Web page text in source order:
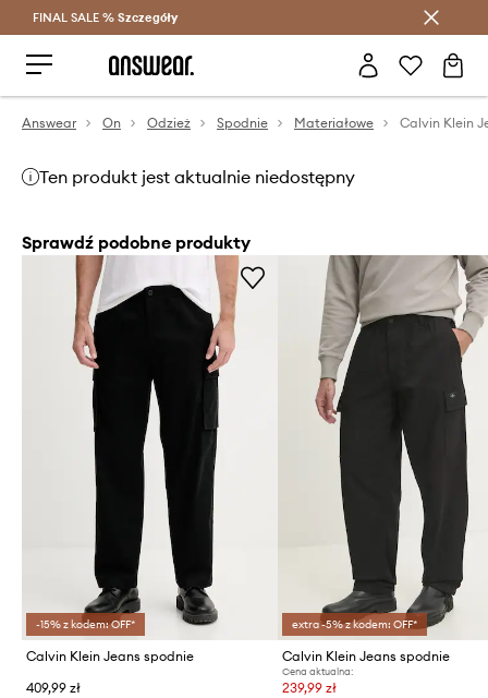
Oszczędzaj z Answear Club >
FINAL SALE % Szczegóły
Answear On Odzież Spodnie Materiałowe Calvin Klein
Ten produkt jest aktualnie niedostępny
Sprawdź podobne produkty
-15% z kodem: OFF*
Calvin Klein Jeans spodnie
409,99 zł
extra -5% z kodem: OFF*
Calvin Klein Jeans spodnie
Cena aktualna:
239,99 zł